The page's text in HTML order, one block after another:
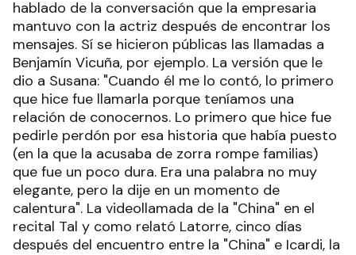
hablado de la conversación que la empresaria
mantuvo con la actriz después de encontrar los
mensajes. Sí se hicieron públicas las llamadas a
Benjamín Vicuña, por ejemplo. La versión que le
dio a Susana: "Cuando él me lo contó, lo primero
que hice fue llamarla porque teníamos una
relación de conocernos. Lo primero que hice fue
pedirle perdón por esa historia que había puesto
(en la que la acusaba de zorra rompe familias)
que fue un poco dura. Era una palabra no muy
elegante, pero la dije en un momento de
calentura". La videollamada de la "China" en el
recital Tal y como relató Latorre, cinco días
después del encuentro entre la "China" e Icardi, la